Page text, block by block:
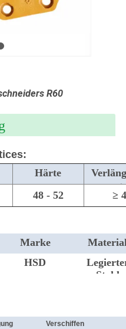
R60
Härte
g
48 - 52
≥ 4
Marke
HSD
Stahl
Verschiffen